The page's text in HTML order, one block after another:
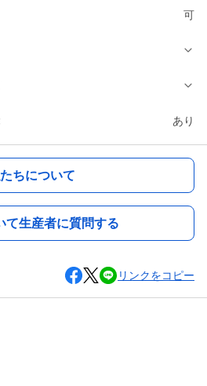
可
あり
ちについて
て生産者に質問する
リンクをコピー